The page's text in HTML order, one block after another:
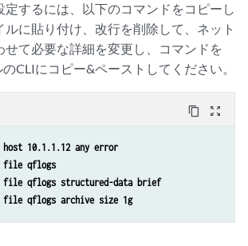
定するには、以下のコマンドをコピーし
ルに貼り付け、改行を削除して、ネット
せて必要な詳細を変更し、コマンドを
CLIにコピー&ペーストしてください。
content_copy zoom_out_map
host 10.1.1.12 any error
file qflogs
file qflogs structured-data brief
file qflogs archive size 1g